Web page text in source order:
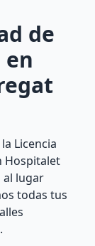
de
Licencia
Hospitalet
al lugar
todas tus